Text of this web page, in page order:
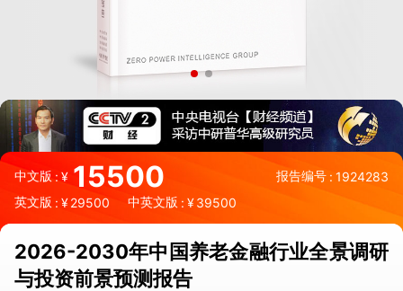
中文版:¥ 15500 报告编号 : 1924283
英文版 : ¥29500 中英文版 : ¥39500
2026-2030年中国养老金融行业全景调研
与投资前景预测报告
27年研究经验，深度洞察行业驱动力
多元化、高学历的实战型精英团队